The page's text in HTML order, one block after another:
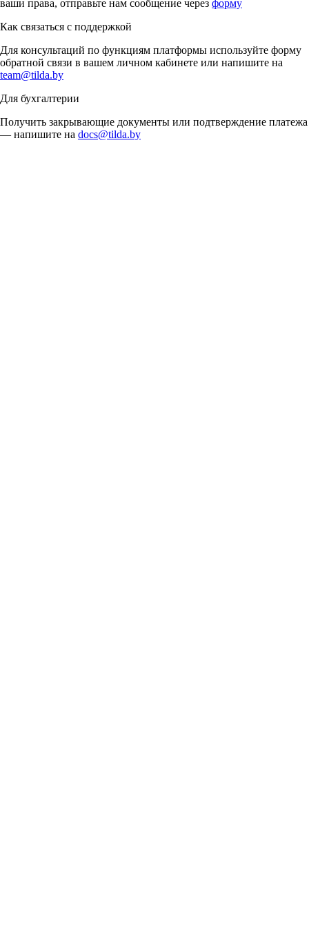
ваши права, отправьте нам сообщение через форму
Как связаться с поддержкой
Для консультаций по функциям платформы используйте форму
обратной связи в вашем личном кабинете или напишите на
team@tilda.by
Для бухгалтерии
Получить закрывающие документы или подтверждение платежа
— напишите на docs@tilda.by